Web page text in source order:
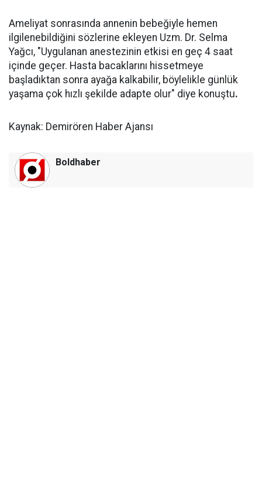
Ameliyat sonrasında annenin bebeğiyle hemen
ilgilenebildiğini sözlerine ekleyen Uzm. Dr. Selma
Yağcı, "Uygulanan anestezinin etkisi en geç 4 saat
içinde geçer. Hasta bacaklarını hissetmeye
başladıktan sonra ayağa kalkabilir, böylelikle günlük
yaşama çok hızlı şekilde adapte olur" diye konuştu.
Kaynak: Demirören Haber Ajansı
Boldhaber